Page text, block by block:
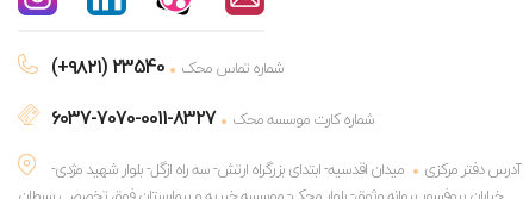
(+۹۸۲۱) 23540 شماره تماس محک
6037-7070-0011-8327
شماره کارت موسسه محک
آدرس دفتر مرکزی
میدان اقدسیه- ابتدای بزرگراه ارتش- سه راه ازگل- بلوار شهید مژدی-